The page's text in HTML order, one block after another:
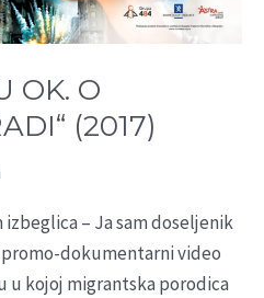
OK. O
(2017)
– Ja sam doseljenik
promo-dokumentarni video
u kojoj migrantska porodica